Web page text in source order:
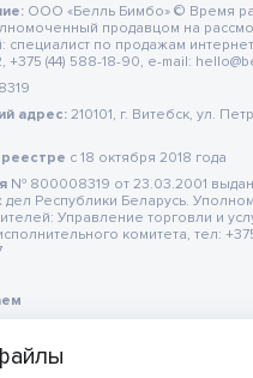
ООО «Белль Бимбо» © Время
продавцом на
специалист по продажам
+375 (44) 588-18-90, e-mail:
адрес: 210101, г. Витебск, ул.
c 18 октября 2018 года
№ 800008319 от 23.03.2001
дел Республики Беларусь.
Управление торговли и
комитета, тел: